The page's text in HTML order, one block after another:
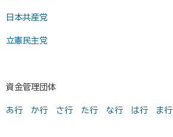
日本共産党
立憲民主党
資金管理団体
あ行 か行 さ行 た行 な行 は行 ま行